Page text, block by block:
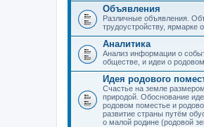
Объявления
Различные объявления.
трудоустройству, ярмарке
Аналитика
Анализ информации о
обществе, и идеи о
Идея родового
Счастье на земле
природой. Обоснование
родовом поместье и
развитие страны путём
о малой родине (родовой